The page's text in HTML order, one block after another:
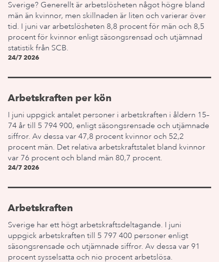
Sverige? Generellt är arbetslösheten något högre bland
män än kvinnor, men skillnaden är liten och varierar över
tid. I juni var arbetslösheten 8,8 procent för män och 8,5
procent för kvinnor enligt säsongsrensad och utjämnad
statistik från SCB.
24/7 2026
Arbetskraften per kön
I juni uppgick antalet personer i arbetskraften i åldern 15–
74 år till 5 794 900, enligt säsongsrensade och utjämnade
siffror. Av dessa var 47,8 procent kvinnor och 52,2
procent män. Det relativa arbetskraftstalet bland kvinnor
var 76 procent och bland män 80,7 procent.
24/7 2026
Arbetskraften
Sverige har ett högt arbetskraftsdeltagande. I juni
uppgick arbetskraften till 5 797 400 personer enligt
säsongsrensade och utjämnade siffror. Av dessa var 91
procent sysselsatta och nio procent arbetslösa.